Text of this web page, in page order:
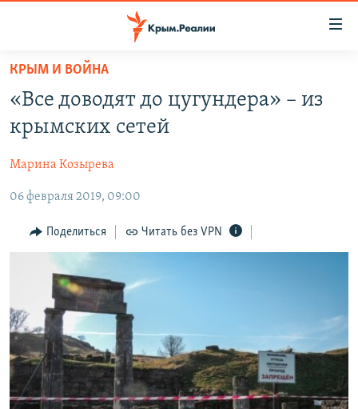
Вернуться
основному
содержанию
Вернутся
навигации
Вернутся
СПЕЦПРОЕКТЫ
КАРТА ВОЕННЫХ ОБЪЕКТОВ КРЫМА
11 ЛЕТ ОККУПАЦИИ КРЫМА. 11 ИСТОРИЙ СОПРОТИВЛЕНИЯ
ВОДА
ИСТОРИЯ
ЕЩЕ
ИНТЕРАКТИВ
ТЕЛЕПРОЕКТ КРЫМ.РЕАЛИИ
СОВЕТЫ ПРАВОЗАЩИТНИКОВ
ПРОПАВШИЕ БЕЗ ВЕСТИ
ПОБЕДИТЕЛЕЙ НЕ СУДЯТ?
КРЫМ.НЕПОКОРЕННЫЙ
РАДІО СВОБОДА
КАК ОБОЙТИ БЛОКИРОВКУ
Українською
Qırımtatar
ПРИСОЕДИНЯЙТЕСЬ!
КРЫМ И ВОЙНА
«Все доводят до цугундера» – из
крымских сетей
Марина Козырева
06 февраля 2019, 09:00
Поделиться Читать без VPN